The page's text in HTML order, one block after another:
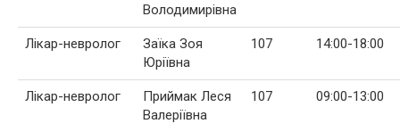
Володимирівна
Лікар-невролог
Заїка Зоя
Юріївна
107 14:00-18:00
Лікар-невролог
Приймак Леся
Валеріївна
107 09:00-13:00